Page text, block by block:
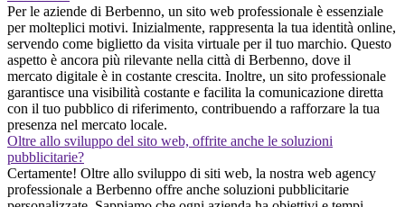
Per le aziende di Berbenno, un sito web professionale è essenziale
per molteplici motivi. Inizialmente, rappresenta la tua identità online,
servendo come biglietto da visita virtuale per il tuo marchio. Questo
aspetto è ancora più rilevante nella città di Berbenno, dove il
mercato digitale è in costante crescita. Inoltre, un sito professionale
garantisce una visibilità costante e facilita la comunicazione diretta
con il tuo pubblico di riferimento, contribuendo a rafforzare la tua
presenza nel mercato locale.
Oltre allo sviluppo del sito web, offrite anche le soluzioni
pubblicitarie?
Certamente! Oltre allo sviluppo di siti web, la nostra web agency
professionale a Berbenno offre anche soluzioni pubblicitarie